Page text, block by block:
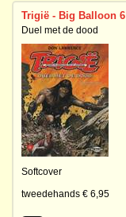
Trigië - Big Balloon 6
Duel met de dood
Softcover
tweedehands € 6,95